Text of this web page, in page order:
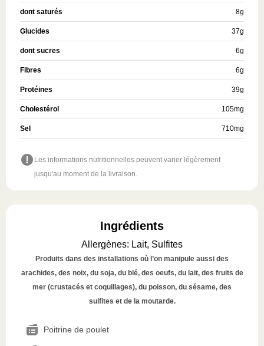
dont saturés 8g
Glucides 37g
dont sucres 6g
Fibres 6g
Protéines 39g
Cholestérol 105mg
Sel 710mg
Les informations nutritionnelles peuvent varier légèrement
jusqu'au moment de la livraison.
Ingrédients
Allergènes: Lait, Sulfites
Produits dans des installations où l’on manipule aussi des
arachides, des noix, du soja, du blé, des oeufs, du lait, des fruits de
mer (crustacés et coquillages), du poisson, du sésame, des
sulfites et de la moutarde.
Poitrine de poulet